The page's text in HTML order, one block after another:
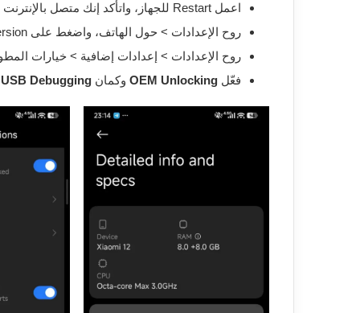
اعمل Restart للجهاز، واتأكد إنك متصل بالإنترنت من بيانات الموبايل.
روح الإعدادات > حول الهاتف، واضغط على HyperOS Version كذا مرة لحد ما يبان إشعار إنك بقيت مطور.
روح الإعدادات > إعدادات إضافية > خيارات
فعّل OEM Unlocking وكمان USB Debugging